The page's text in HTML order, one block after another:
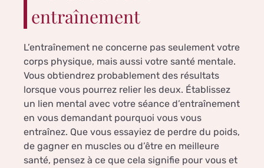
entraînement
L’entraînement ne concerne pas seulement votre
corps physique, mais aussi votre santé mentale.
Vous obtiendrez probablement des résultats
lorsque vous pourrez relier les deux. Établissez
un lien mental avec votre séance d’entraînement
en vous demandant pourquoi vous vous
entraînez. Que vous essayiez de perdre du poids,
de gagner en muscles ou d’être en meilleure
santé, pensez à ce que cela signifie pour vous et